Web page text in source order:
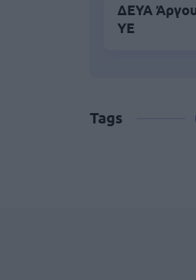
ΔΕΥΑ
ΥΕ
Tags